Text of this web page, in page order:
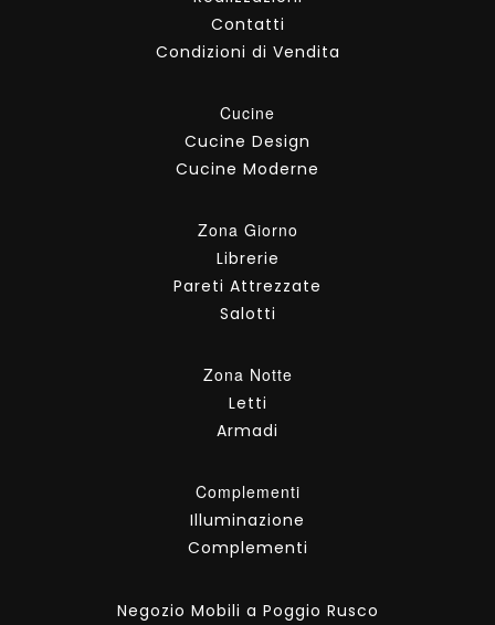
Contatti
Condizioni di Vendita
Cucine
Cucine Design
Cucine Moderne
Zona Giorno
Librerie
Pareti Attrezzate
Salotti
Zona Notte
Letti
Armadi
Complementi
Illuminazione
Complementi
Negozio Mobili a Poggio Rusco